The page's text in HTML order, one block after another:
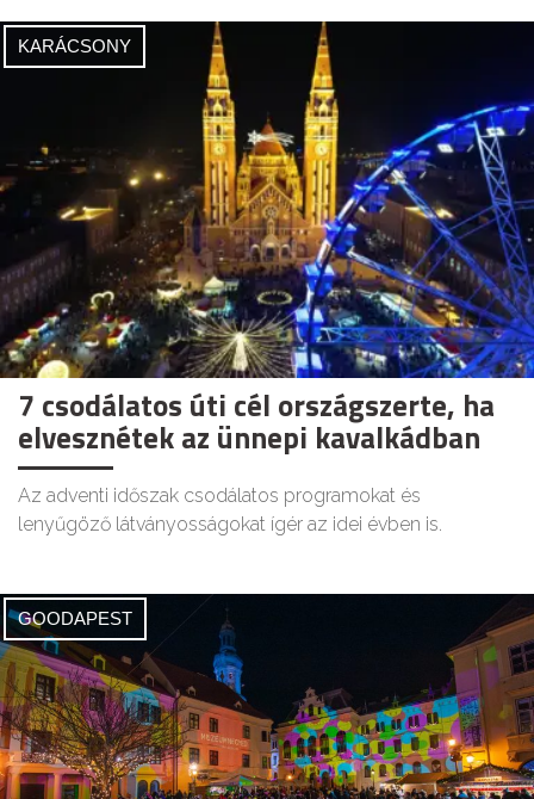
KARÁCSONY
7 csodálatos úti cél országszerte, ha
elvesznétek az ünnepi kavalkádban
Az adventi időszak csodálatos programokat és
lenyűgöző látványosságokat ígér az idei évben is.
GOODAPEST